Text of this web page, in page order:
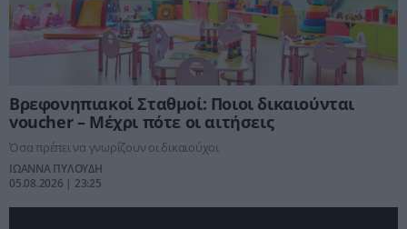
Βρεφονηπιακοί Σταθμοί: Ποιοι δικαιούνται
voucher – Μέχρι πότε οι αιτήσεις
Όσα πρέπει να γνωρίζουν οι δικαιούχοι
ΙΩΑΝΝΑ ΠΥΛΟΥΔΗ
05.08.2026 | 23:25